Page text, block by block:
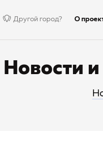
Другой город? О
Новости